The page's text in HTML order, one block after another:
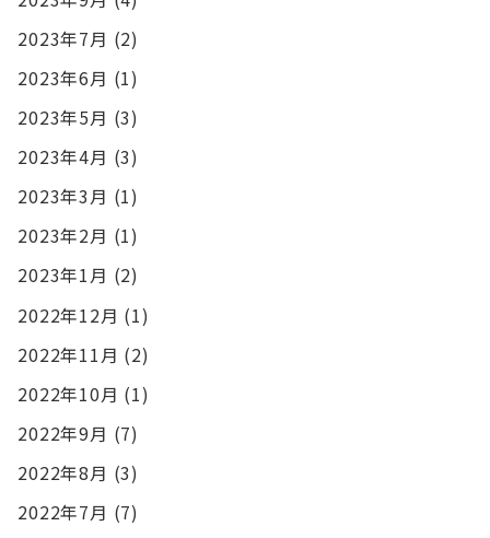
2023年7月 (2)
2023年6月 (1)
2023年5月 (3)
2023年4月 (3)
2023年3月 (1)
2023年2月 (1)
2023年1月 (2)
2022年12月 (1)
2022年11月 (2)
2022年10月 (1)
2022年9月 (7)
2022年8月 (3)
2022年7月 (7)